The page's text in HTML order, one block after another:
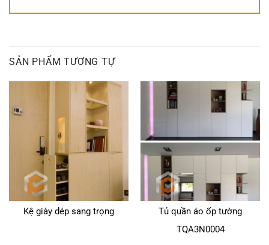
SẢN PHẨM TƯƠNG TỰ
Kệ giày dép sang trọng
Tủ quần áo ốp tường
TQA3N0004